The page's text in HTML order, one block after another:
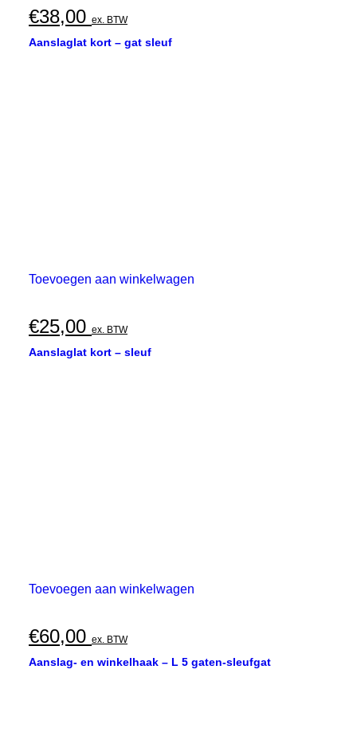
€38,00 ex. BTW
Aanslaglat kort – gat sleuf
Toevoegen aan winkelwagen
€25,00 ex. BTW
Aanslaglat kort – sleuf
Toevoegen aan winkelwagen
€60,00 ex. BTW
Aanslag- en winkelhaak – L 5 gaten-sleufgat